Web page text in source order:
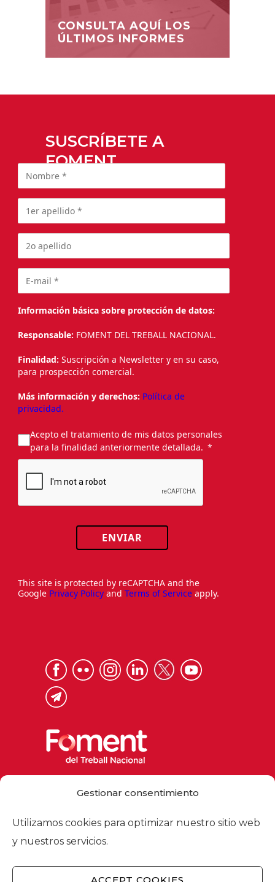
Gestionar consentimiento
Utilizamos cookies para optimizar nuestro sitio web
y nuestros servicios.
CONSULTA AQUÍ LOS
ÚLTIMOS INFORMES
SUSCRÍBETE A
FOMENT
Información básica sobre protección de datos:
Responsable: FOMENT DEL TREBALL NACIONAL.
Finalidad: Suscripción a Newsletter y en su caso,
para prospección comercial.
Más información y derechos: Política de
privacidad.
Acepto el tratamiento de mis datos personales
para la finalidad anteriormente detallada.
ENVIAR
This site is protected by reCAPTCHA and the
Google Privacy Policy and Terms of Service apply.
foment@foment.com